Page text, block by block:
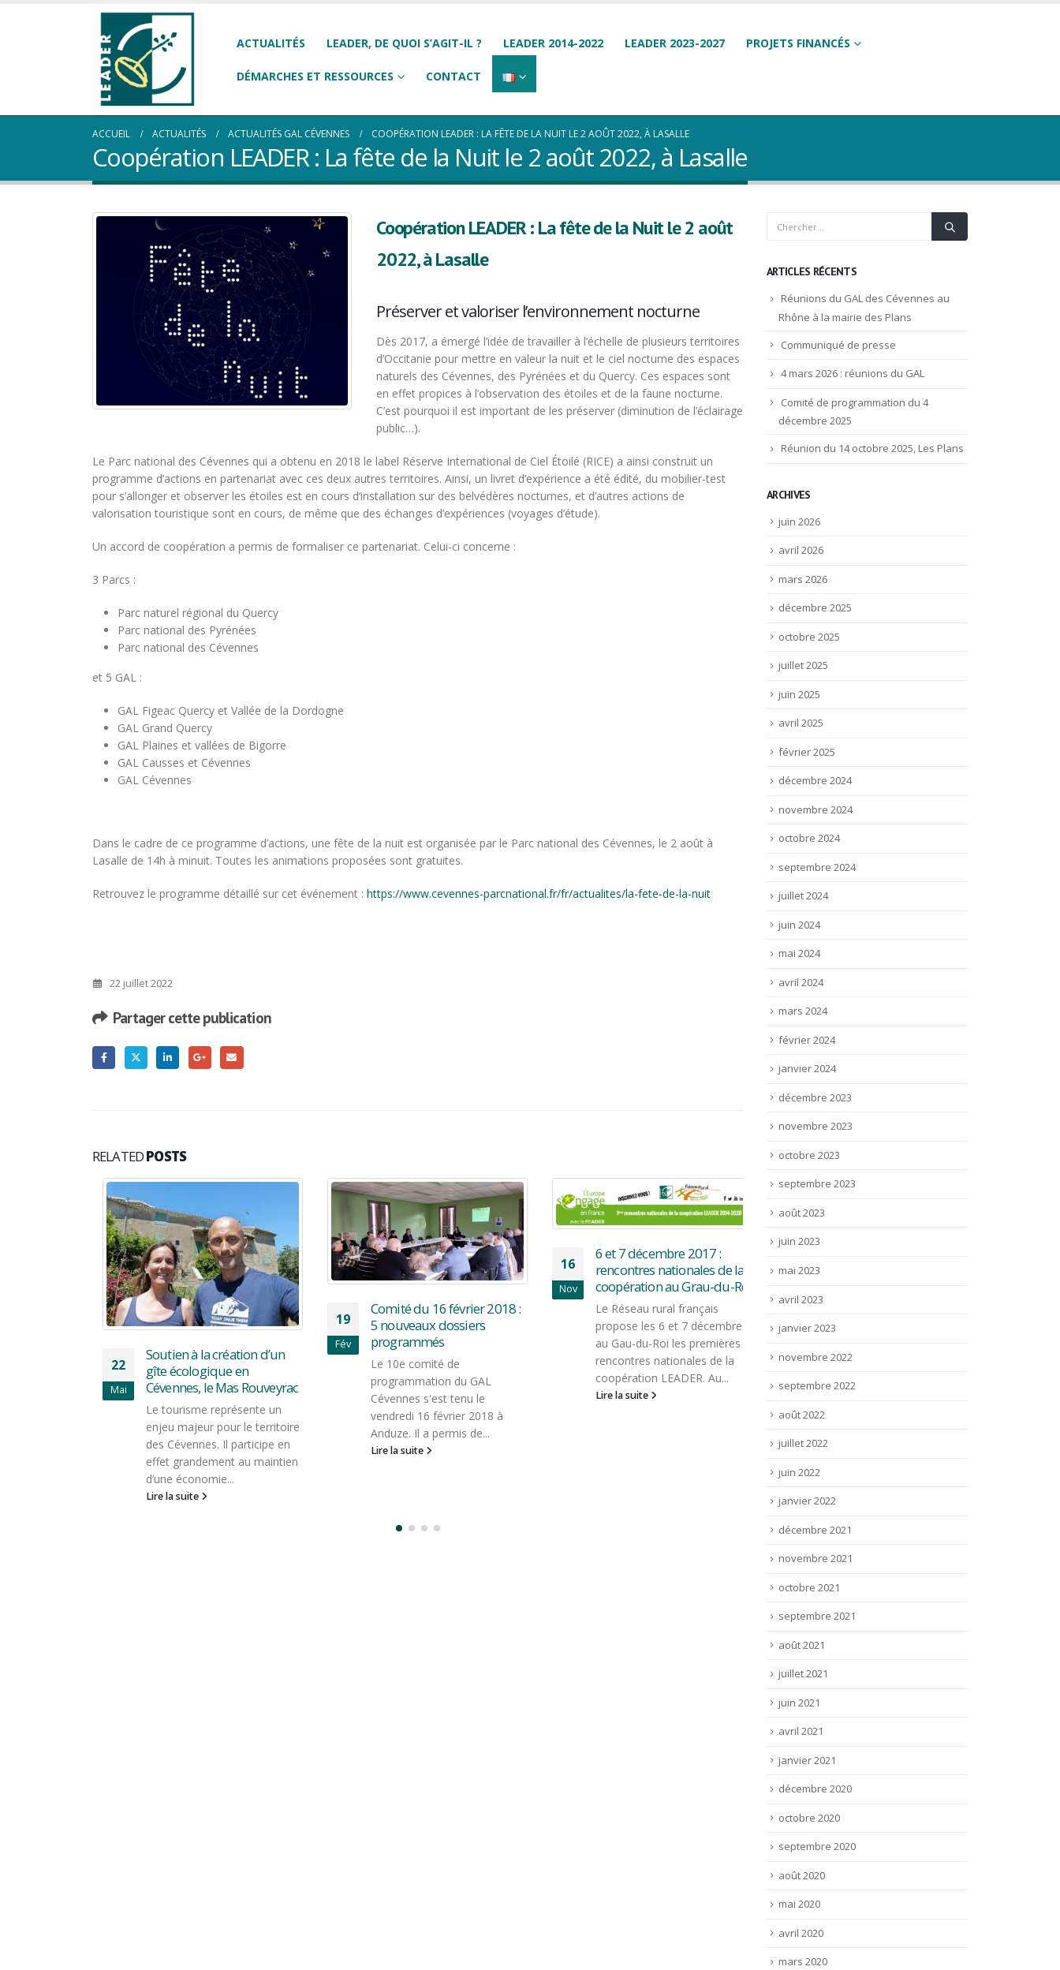
ACTUALITÉS LEADER, DE QUOI S’AGIT-IL ? LEADER 2014-2022 LEADER 2023-2027 PROJETS FINANCÉS
DÉMARCHES ET RESSOURCES CONTACT
ACCUEIL ACTUALITÉS ACTUALITÉS GAL CÉVENNES COOPÉRATION LEADER : LA FÊTE DE LA NUIT LE 2 AOÛT 2022, À LASALLE
Coopération LEADER : La fête de la Nuit le 2 août 2022, à Lasalle
Coopération LEADER : La fête de la Nuit le 2 août
2022, à Lasalle
Préserver et valoriser l’environnement nocturne
Dès 2017, a émergé l’idée de travailler à l’échelle de plusieurs territoires
d’Occitanie pour mettre en valeur la nuit et le ciel nocturne des espaces
naturels des Cévennes, des Pyrénées et du Quercy. Ces espaces sont
en effet propices à l’observation des étoiles et de la faune nocturne.
C’est pourquoi il est important de les préserver (diminution de l’éclairage
public…).
Le Parc national des Cévennes qui a obtenu en 2018 le label Réserve International de Ciel Étoilé (RICE) a ainsi construit un
programme d’actions en partenariat avec ces deux autres territoires. Ainsi, un livret d’expérience a été édité, du mobilier-test
pour s’allonger et observer les étoiles est en cours d’installation sur des belvédères nocturnes, et d’autres actions de
valorisation touristique sont en cours, de même que des échanges d’expériences (voyages d’étude).
Un accord de coopération a permis de formaliser ce partenariat. Celui-ci concerne :
3 Parcs :
Parc naturel régional du Quercy
Parc national des Pyrénées
Parc national des Cévennes
et 5 GAL :
GAL Figeac Quercy et Vallée de la Dordogne
GAL Grand Quercy
GAL Plaines et vallées de Bigorre
GAL Causses et Cévennes
GAL Cévennes
Dans le cadre de ce programme d’actions, une fête de la nuit est organisée par le Parc national des Cévennes, le 2 août à
Lasalle de 14h à minuit. Toutes les animations proposées sont gratuites.
Retrouvez le programme détaillé sur cet événement : https://www.cevennes-parcnational.fr/fr/actualites/la-fete-de-la-nuit
22 juillet 2022
Partager cette publication
RELATEDPOSTS
22
Mai
Soutien à la création d’un
gîte écologique en
Cévennes, le Mas Rouveyrac
Le tourisme représente un
enjeu majeur pour le territoire
des Cévennes. Il participe en
effet grandement au maintien
d’une économie...
Lire la suite
19
Fév
Comité du 16 février 2018 :
5 nouveaux dossiers
programmés
Le 10e comité de
programmation du GAL
Cévennes s'est tenu le
vendredi 16 février 2018 à
Anduze. Il a permis de...
Lire la suite
16
Nov
6 et 7 décembre 2017 :
rencontres nationales de la
coopération au Grau-du-Roi
Le Réseau rural français
propose les 6 et 7 décembres
au Gau-du-Roi les premières
rencontres nationales de la
coopération LEADER. Au...
Lire la suite
Appel à projet : Accueil
touristique
création ou développement
d'une structure d'accueil
d'hébergement, restauration)
au...
Lire la suite
ARTICLES RÉCENTS
Réunions du GAL des Cévennes au
Rhône à la mairie des Plans
Communiqué de presse
4 mars 2026 : réunions du GAL
Comité de programmation du 4
décembre 2025
Réunion du 14 octobre 2025, Les Plans
ARCHIVES
juin 2026
avril 2026
mars 2026
décembre 2025
octobre 2025
juillet 2025
juin 2025
avril 2025
février 2025
décembre 2024
novembre 2024
octobre 2024
septembre 2024
juillet 2024
juin 2024
mai 2024
avril 2024
mars 2024
février 2024
janvier 2024
décembre 2023
novembre 2023
octobre 2023
septembre 2023
août 2023
juin 2023
mai 2023
avril 2023
janvier 2023
novembre 2022
septembre 2022
août 2022
juillet 2022
juin 2022
janvier 2022
décembre 2021
novembre 2021
octobre 2021
septembre 2021
août 2021
juillet 2021
juin 2021
avril 2021
janvier 2021
décembre 2020
octobre 2020
septembre 2020
août 2020
mai 2020
avril 2020
mars 2020